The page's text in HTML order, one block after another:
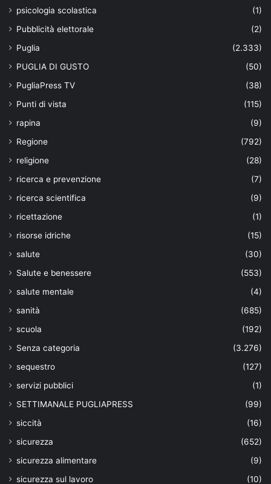
psicologia scolastica
(1)
Pubblicità elettorale
(2)
Puglia
(2.333)
PUGLIA DI GUSTO
(50)
PugliaPress TV
(38)
Punti di vista
(115)
rapina
(9)
Regione
(792)
religione
(28)
ricerca e prevenzione
(7)
ricerca scientifica
(9)
ricettazione
(1)
risorse idriche
(15)
salute
(30)
Salute e benessere
(553)
salute mentale
(4)
sanità
(685)
scuola
(192)
Senza categoria
(3.276)
sequestro
(127)
servizi pubblici
(1)
SETTIMANALE PUGLIAPRESS
(99)
siccità
(16)
sicurezza
(652)
sicurezza alimentare
(9)
sicurezza sul lavoro
(10)